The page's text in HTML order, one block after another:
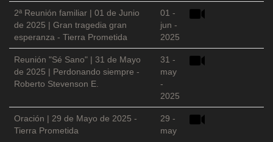
2ª Reunión familiar | 01 de Junio
de 2025 | Gran tragedia gran
esperanza - Tierra Prometida
01 -
jun -
2025
Reunión "Sé Sano" | 31 de Mayo
de 2025 | Perdonando siempre -
Roberto Stevenson E.
31 -
may
-
2025
Oración | 29 de Mayo de 2025 -
Tierra Prometida
29 -
may